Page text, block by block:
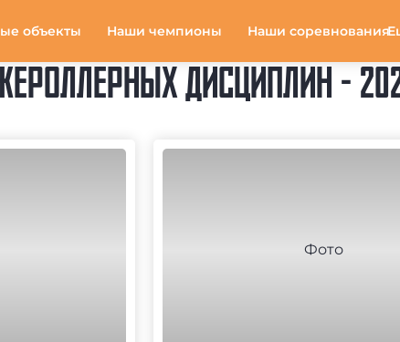
объекты Наши чемпионы Наши соревнования
ДИСЦИПЛИН -